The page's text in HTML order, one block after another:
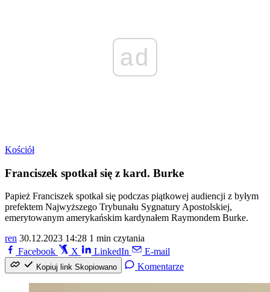
ad
Kościół
Franciszek spotkał się z kard. Burke
Papież Franciszek spotkał się podczas piątkowej audiencji z byłym
prefektem Najwyższego Trybunału Sygnatury Apostolskiej,
emerytowanym amerykańskim kardynałem Raymondem Burke.
ren 30.12.2023 14:28 1 min czytania
Facebook
X LinkedIn E-mail
Kopiuj link Skopiowano Komentarze